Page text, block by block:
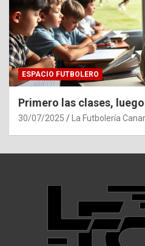
ESPACIO FUTBOLERO
Primero las clases,
30/07/2025 La Futbolería